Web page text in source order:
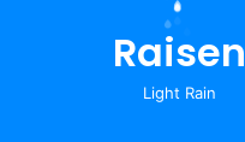
Raisen
Light Rain